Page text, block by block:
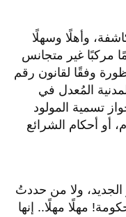
وأهلًا وسهلًا
مركبًا غير متجانس
وفقًا لقانون رقم
المدنية المُعدل في
جواز تسمية المولود
أو أحكام الشرائع
ولا من حددتُ
مهلًا مهلًا.. إنها